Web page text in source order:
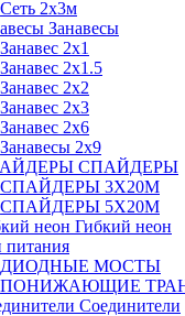
Сеть 2х3м
Занавесы
Занавес 2х1
Занавес 2х1.5
Занавес 2х2
Занавес 2х3
Занавес 2х6
Занавесы 2х9
СПАЙДЕРЫ
СПАЙДЕРЫ 3Х20М
СПАЙДЕРЫ 5Х20М
Гибкий неон
питания
ДИОДНЫЕ МОСТЫ
ПОНИЖАЮЩИЕ
Соединители